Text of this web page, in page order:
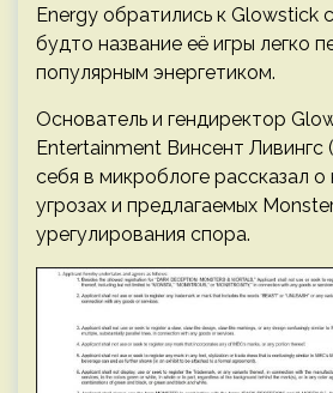
Energy обратились к Glowstick
будто название её игры легко
популярным энергетиком.
Основатель и гендиректор
Entertainment Винсент Ливингс
себя в микроблоге рассказал
угрозах и предлагаемых
урегулирования спора.